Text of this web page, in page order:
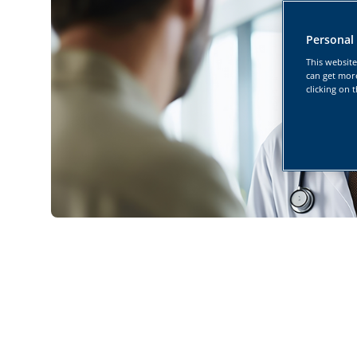
This
can get
clicking on